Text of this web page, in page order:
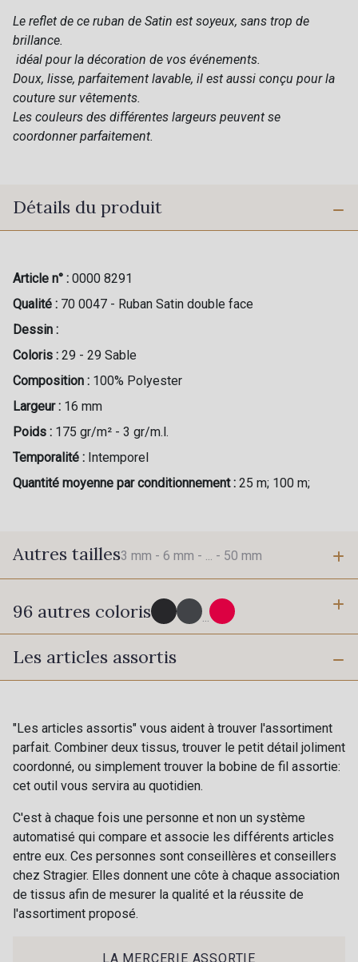
Le reflet de ce ruban de Satin est soyeux, sans trop de
brillance.
idéal pour la décoration de vos événements.
Doux, lisse, parfaitement lavable, il est aussi conçu pour la
couture sur vêtements.
Les couleurs des différentes largeurs peuvent se
coordonner parfaitement.
Détails du produit
Article n° : 0000 8291
Qualité : 70 0047 - Ruban Satin double face
Dessin :
Coloris : 29 - 29 Sable
Composition : 100% Polyester
Largeur : 16 mm
Poids : 175 gr/m² - 3 gr/m.l.
Temporalité : Intemporel
Quantité moyenne par conditionnement : 25 m; 100 m;
Autres tailles3 mm - 6 mm - ... - 50 mm
3 mm
10 mm
96 autres coloris ...
725 - 725 Noir
30 - 30 Silver 401 - 401 Blanc
405 - 405 Porcelaine
23 - 23 Natural
09 - 09 Crème
Les articles assortis
"Les articles assortis" vous aident à trouver l'assortiment
parfait. Combiner deux tissus, trouver le petit détail joliment
coordonné, ou simplement trouver la bobine de fil assortie:
cet outil vous servira au quotidien.
C'est à chaque fois une personne et non un système
automatisé qui compare et associe les différents articles
entre eux. Ces personnes sont conseillères et conseillers
chez Stragier. Elles donnent une côte à chaque association
de tissus afin de mesurer la qualité et la réussite de
l'assortiment proposé.
LA MERCERIE ASSORTIE